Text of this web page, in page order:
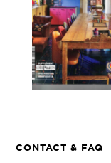
CONTACT & FAQ